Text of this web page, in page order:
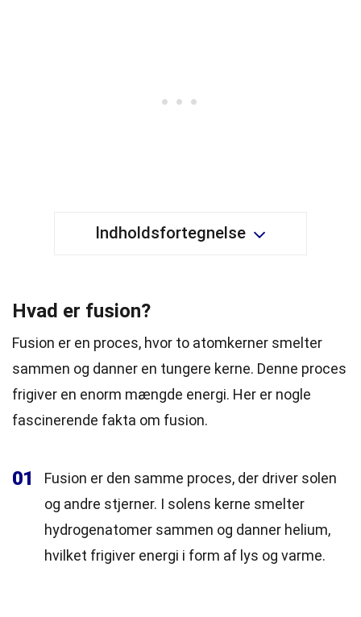
Indholdsfortegnelse
Hvad er fusion?
Fusion er en proces, hvor to atomkerner smelter
sammen og danner en tungere kerne. Denne proces
frigiver en enorm mængde energi. Her er nogle
fascinerende fakta om fusion.
01
Fusion er den samme proces, der driver solen
og andre stjerner. I solens kerne smelter
hydrogenatomer sammen og danner helium,
hvilket frigiver energi i form af lys og varme.